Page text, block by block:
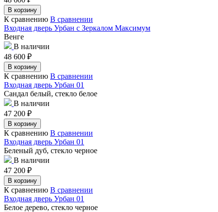
В корзину
К сравнению В сравнении
Входная дверь Урбан с Зеркалом Максимум
Венге
В наличии
48 600 ₽
В корзину
К сравнению В сравнении
Входная дверь Урбан 01
Сандал белый, стекло белое
В наличии
47 200 ₽
В корзину
К сравнению В сравнении
Входная дверь Урбан 01
Беленый дуб, стекло черное
В наличии
47 200 ₽
В корзину
К сравнению В сравнении
Входная дверь Урбан 01
Белое дерево, стекло черное